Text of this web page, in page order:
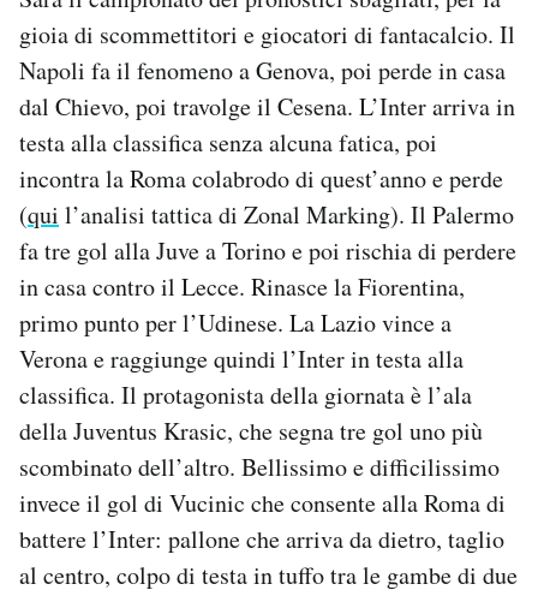
gioia di scommettitori e giocatori di fantacalcio. Il
Napoli fa il fenomeno a Genova, poi perde in casa
dal Chievo, poi travolge il Cesena. L’Inter arriva in
testa alla classifica senza alcuna fatica, poi
incontra la Roma colabrodo di quest’anno e perde
(qui l’analisi tattica di Zonal Marking). Il Palermo
fa tre gol alla Juve a Torino e poi rischia di perdere
in casa contro il Lecce. Rinasce la Fiorentina,
primo punto per l’Udinese. La Lazio vince a
Verona e raggiunge quindi l’Inter in testa alla
classifica. Il protagonista della giornata è l’ala
della Juventus Krasic, che segna tre gol uno più
scombinato dell’altro. Bellissimo e difficilissimo
invece il gol di Vucinic che consente alla Roma di
battere l’Inter: pallone che arriva da dietro, taglio
al centro, colpo di testa in tuffo tra le gambe di due